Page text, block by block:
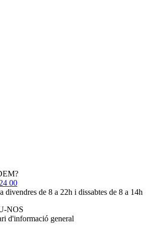
00
divendres de 8 a 22h i dissabtes de 8 a 14h
NOS
d'informació general